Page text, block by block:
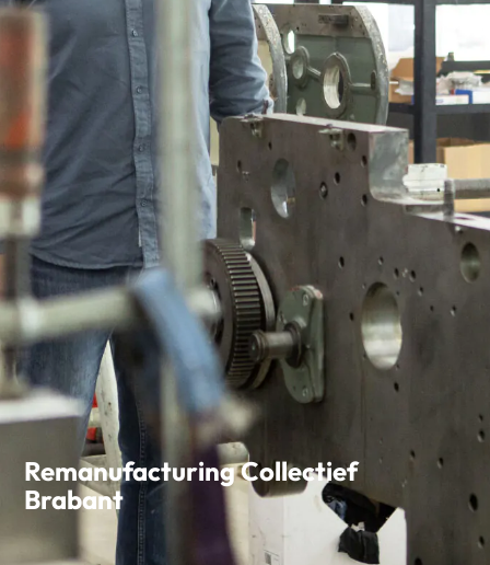
Remanufacturing Collectief
Brabant